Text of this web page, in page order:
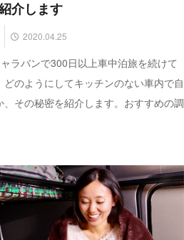
介します
2020.04.25
ラバンで300日以上車中泊旅を続けて
どのようにしてキッチンのない車内で自
、その秘密を紹介します。おすすめの調